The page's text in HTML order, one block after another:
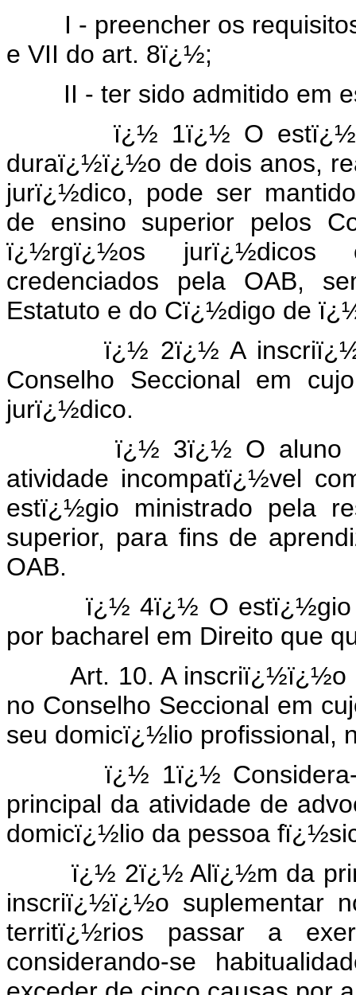
I - preencher os requisitos
e VII do art. 8ï¿½;
II - ter sido admitido em
ï¿½ 1ï¿½ O estï¿½gio
duraï¿½ï¿½o de dois anos,
jurï¿½dico, pode ser
de ensino superior pelos
ï¿½rgï¿½os jurï¿½dicos
credenciados pela OAB,
Estatuto e do Cï¿½digo de
ï¿½ 2ï¿½ A
Conselho Seccional em
jurï¿½dico.
ï¿½ 3ï¿½ O aluno de
atividade incompatï¿½vel
estï¿½gio ministrado pela
superior, para fins de
OAB.
ï¿½ 4ï¿½ O estï¿½gio
por bacharel em Direito que
Art. 10. A inscriï¿½ï¿½o
no Conselho Seccional em
seu domicï¿½lio profissional,
ï¿½ 1ï¿½ Considera-se
principal da atividade de
domicï¿½lio da pessoa
ï¿½ 2ï¿½ Alï¿½m da
inscriï¿½ï¿½o suplementar
territï¿½rios passar a
considerando-se